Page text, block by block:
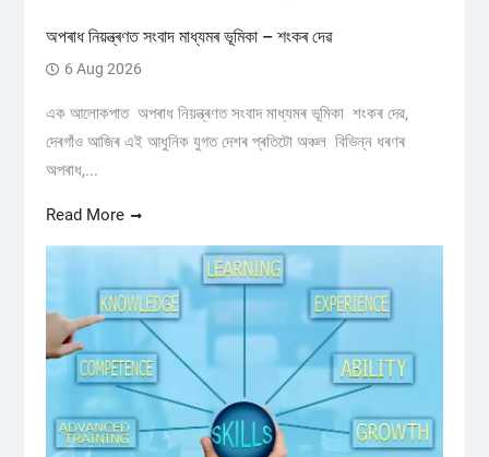
অপৰাধ নিয়ন্ত্ৰণত সংবাদ মাধ্যমৰ ভূমিকা – শংকৰ দেৱ
6 Aug 2026
এক আলোকপাত অপৰাধ নিয়ন্ত্ৰণত সংবাদ মাধ্যমৰ ভূমিকা শংকৰ দেৱ,
দেৰগাঁও আজিৰ এই আধুনিক যুগত দেশৰ প্ৰতিটো অঞ্চল বিভিন্ন ধৰণৰ
অপৰাধ,...
Read More